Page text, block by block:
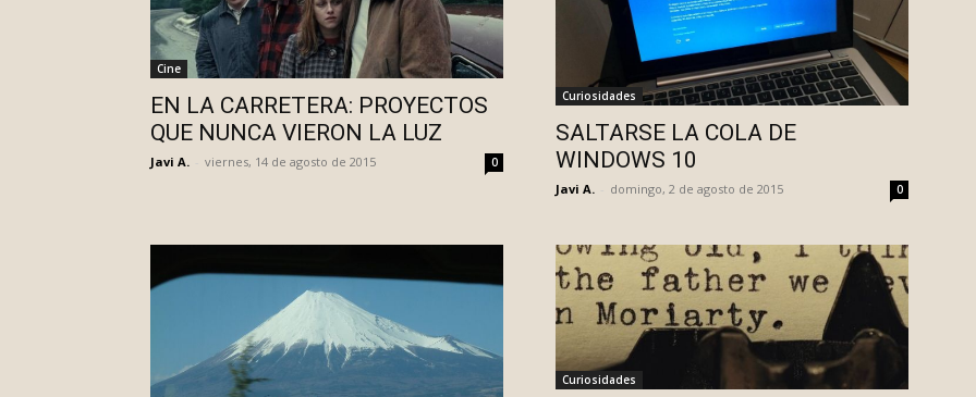
Cine
EN LA CARRETERA: PROYECTOS
QUE NUNCA VIERON LA LUZ
Javi A. viernes, 14 de agosto de 2015 0
Curiosidades
SALTARSE LA COLA DE
WINDOWS 10
Javi A. domingo, 2 de agosto de 2015 0
Curiosidades